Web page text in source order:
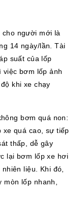
cho người mới là
14 ngày/lần. Tài
suất của lốp
việc bơm lốp ảnh
khi xe chạy
bơm quá non:
xe quá cao, sự tiếp
thấp, dễ gây
lại bơm lốp xe hơi
liệu. Khi đó,
lốp nhanh,